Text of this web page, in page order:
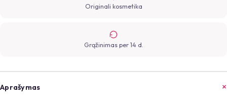
Originali kosmetika
Grąžinimas per 14 d.
Aprašymas